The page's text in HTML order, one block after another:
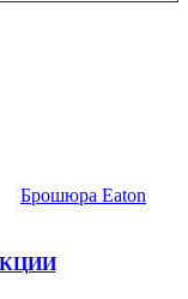
Брошюра Eaton